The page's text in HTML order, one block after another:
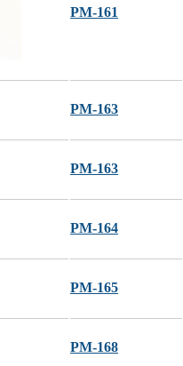
PM-161
PM-163
PM-163
PM-164
PM-165
PM-168